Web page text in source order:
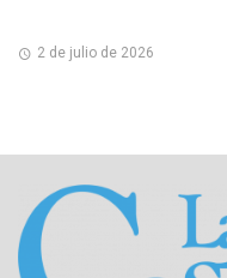
2 de julio de 2026